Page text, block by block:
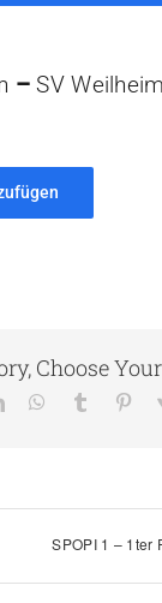
–SV
Choose
LinkedInWhatsApp
Tumblr
SPOPI 1 – 1ter